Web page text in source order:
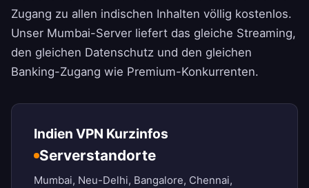
Zugang zu allen indischen Inhalten völlig kostenlos.
Unser Mumbai-Server liefert das gleiche Streaming,
den gleichen Datenschutz und den gleichen
Banking-Zugang wie Premium-Konkurrenten.
Indien VPN Kurzinfos
Serverstandorte
Mumbai, Neu-Delhi, Bangalore, Chennai,